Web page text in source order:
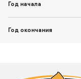
Год начала
Год окончания